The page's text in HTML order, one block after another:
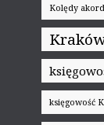
Kolędy
księgowość